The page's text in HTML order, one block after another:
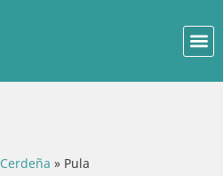
Cerdeña » Pula